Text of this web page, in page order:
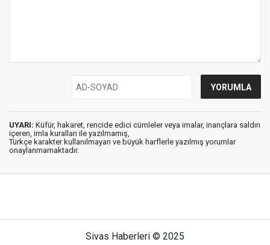
UYARI: Küfür, hakaret, rencide edici cümleler veya imalar, inançlara saldırı
içeren, imla kuralları ile yazılmamış,
Türkçe karakter kullanılmayan ve büyük harflerle yazılmış yorumlar
onaylanmamaktadır.
Sivas Haberleri © 2025